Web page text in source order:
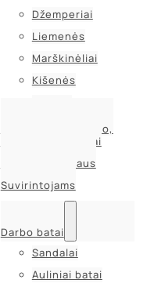
Džemperiai
Liemenės
Marškinėliai
Kišenės
Ryškaus matomumo,
kontrastiniai rūbai
Rūbai nuo lietaus
Suvirintojams
Darbo batai
Sandalai
Auliniai batai